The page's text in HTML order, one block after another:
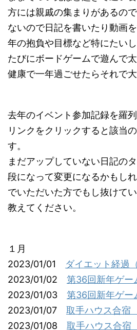
方には親戚の集まりがあるの
ないので日記を書いたり動画
年の抱負や目標など特にたい
たびにボードゲームで遊んで
健康で一年過ごせたらそれで大
去年のイベント参加記録を羅列
リンクをクリックすると該当
す。
まだアップしていない日記の
段になって変更になるかもし
でいただいた方でもし抜けて
教えてください。
１月
2023/01/01 ダイエット経過（
2023/01/02 第36回新年ゲ
2023/01/03 第36回新年ゲ
2023/01/07 取手ハウス合宿
2023/01/08 取手ハウス合